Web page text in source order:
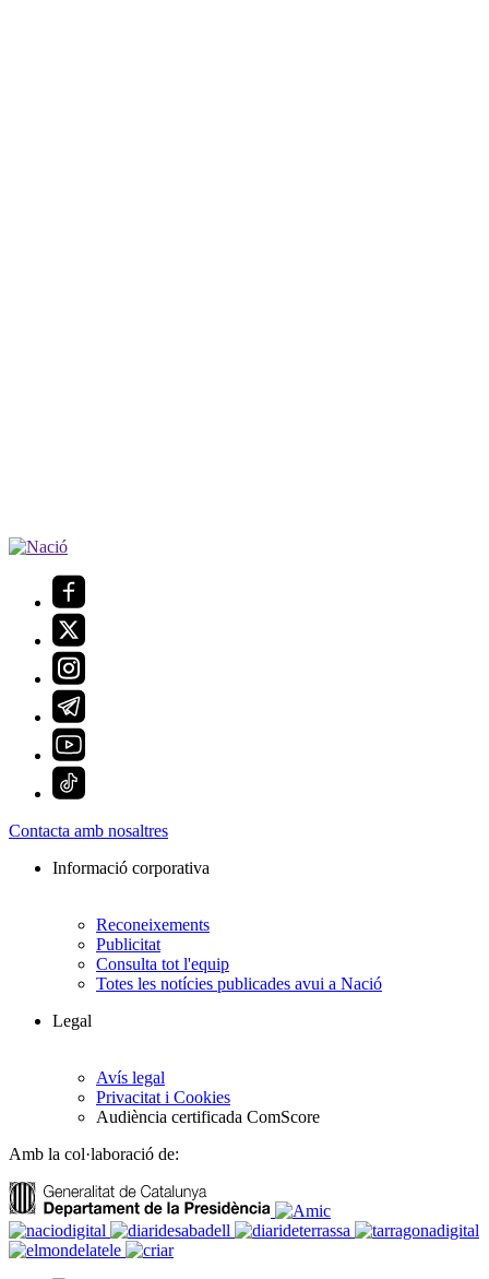
Contacta amb nosaltres
Informació corporativa
Reconeixements
Publicitat
Consulta tot l'equip
Totes les notícies publicades avui a Nació
Legal
Avís legal
Privacitat i Cookies
Audiència certificada ComScore
Amb la col·laboració de: